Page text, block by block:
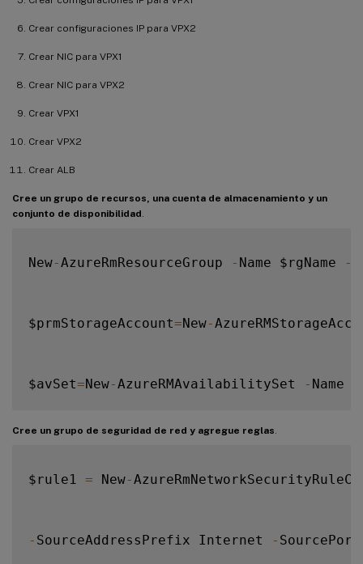
Crear configuraciones IP para VPX2
Crear NIC para VPX1
Crear NIC para VPX2
Crear VPX1
Crear VPX2
Crear ALB
Cree un grupo de recursos, una cuenta de almacenamiento y un
conjunto de disponibilidad
New-AzureRmResourceGroup - Name $rgName -
$prmStorageAccount=New-
$avSet=New-AzureRMAvailabilitySet - Name
Cree un grupo de seguridad de red y agregue reglas
$rule1 = New-
- SourceAddressPrefix Internet -